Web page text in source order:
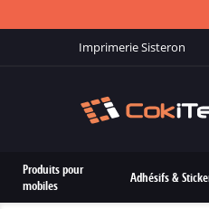
Imprimerie Sisteron
Produits pour
mobiles
Adhésifs &